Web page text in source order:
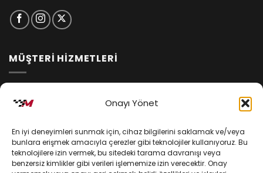
Onayı Yönet
En iyi deneyimleri sunmak için, cihaz bilgilerini saklamak ve/veya
bunlara erişmek amacıyla çerezler gibi teknolojiler kullanıyoruz. Bu
teknolojilere izin vermek, bu sitedeki tarama davranışı veya
benzersiz kimlikler gibi verileri işlememize izin verecektir. Onay
MÜŞTERİ HİZMETLERİ
Kişisel Verilerin Korunması
Mesafeli Satış Sözleşmesi